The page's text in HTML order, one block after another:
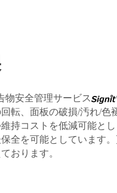
物安全管理サービス
転、面板の破損/汚れ/色
持コストを低減可能と
全を可能としています
おります。